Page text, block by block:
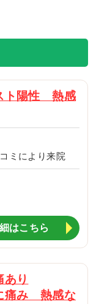
ト陽性 熱感
ミにより来院
はこちら
り
痛み 熱感な